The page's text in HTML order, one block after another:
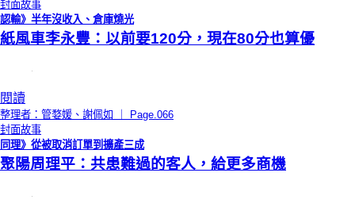
封面故事
認輸》半年沒收入、倉庫燒光
紙風車李永豐：以前要120分，現在80分也算優
閱讀
整理者：管婺媛、謝佩如 ｜ Page.066
封面故事
同理》從被取消訂單到擴產三成
聚陽周理平：共患難過的客人，給更多商機